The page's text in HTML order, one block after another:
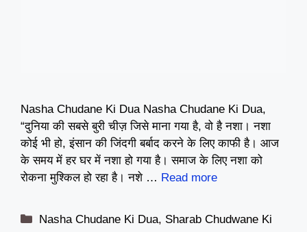
Nasha Chudane Ki Dua Nasha Chudane Ki Dua,
“दुनिया की सबसे बुरी चीज़ जिसे माना गया है, वो है नशा। नशा
कोई भी हो, इंसान की जिंदगी बर्बाद करने के लिए काफी है। आज
के समय में हर घर में नशा हो गया है। समाज के लिए नशा को
रोकना मुश्किल हो रहा है। नशे … Read more
Categories
Nasha Chudane Ki Dua, Sharab Chudwane Ki